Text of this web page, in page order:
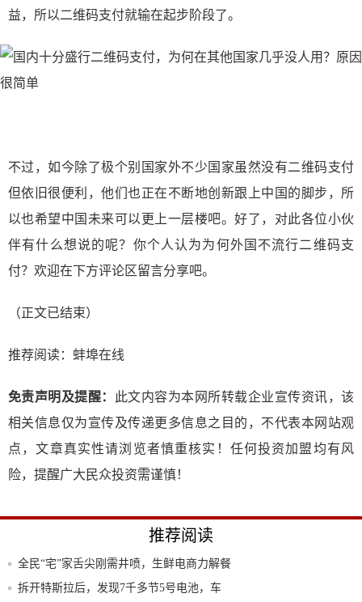
益，所以二维码支付就输在起步阶段了。
不过，如今除了极个别国家外不少国家虽然没有二维码支付
但依旧很便利，他们也正在不断地创新跟上中国的脚步，所
以也希望中国未来可以更上一层楼吧。好了，对此各位小伙
伴有什么想说的呢？你个人认为为何外国不流行二维码支
付？欢迎在下方评论区留言分享吧。
（正文已结束）
推荐阅读： 蚌埠在线
免责声明及提醒：
此文内容为本网所转载企业宣传资讯，该
相关信息仅为宣传及传递更多信息之目的，不代表本网站观
点，文章真实性请浏览者慎重核实！任何投资加盟均有风
险，提醒广大民众投资需谨慎！
推荐阅读
全民“宅”家舌尖刚需井喷，生鲜电商力解餐
桌“
拆开特斯拉后，发现7千多节5号电池，车